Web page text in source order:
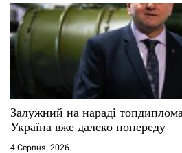
Залужний на нараді
Україна вже далеко попереду
4 Серпня, 2026